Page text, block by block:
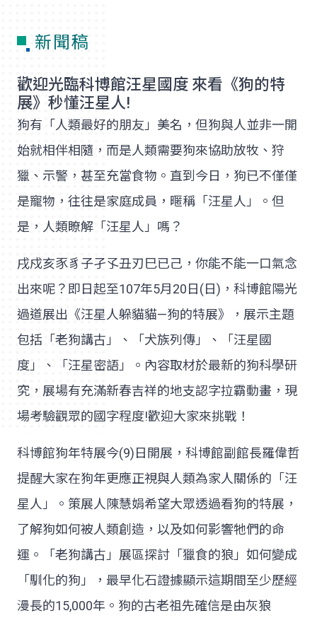
新聞稿
歡迎光臨科博館汪星國度 來看《狗的特
展》秒懂汪星人!
狗有「人類最好的朋友」美名，但狗與人並非一開
始就相伴相隨，而是人類需要狗來協助放牧、狩
獵、示警，甚至充當食物。直到今日，狗已不僅僅
是寵物，往往是家庭成員，暱稱「汪星人」。但
是，人類瞭解「汪星人」嗎？
戌戍亥豕豸子孑孓丑刃巳已己，你能不能一口氣念
出來呢？即日起至107年5月20日(日)，科博館陽光
過道展出《汪星人躲貓貓—狗的特展》，展示主題
包括「老狗講古」、「犬族列傳」、「汪星國
度」、「汪星密語」。內容取材於最新的狗科學研
究，展場有充滿新春吉祥的地支認字拉霸動畫，現
場考驗觀眾的國字程度!歡迎大家來挑戰！
科博館狗年特展今(9)日開展，科博館副館長羅偉哲
提醒大家在狗年更應正視與人類為家人關係的「汪
星人」。策展人陳慧娟希望大眾透過看狗的特展，
了解狗如何被人類創造，以及如何影響牠們的命
運。「老狗講古」展區探討「獵食的狼」如何變成
「馴化的狗」，最早化石證據顯示這期間至少歷經
漫長的15,000年。狗的古老祖先確信是由灰狼